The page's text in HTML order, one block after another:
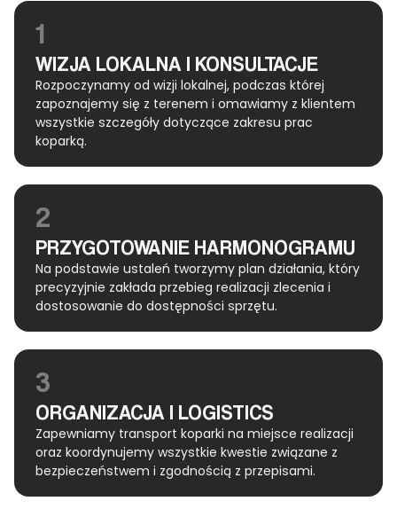
1
WIZJA LOKALNA I KONSULTACJE
Rozpoczynamy od wizji lokalnej, podczas której
zapoznajemy się z terenem i omawiamy z klientem
wszystkie szczegóły dotyczące zakresu prac
koparką.
2
PRZYGOTOWANIE HARMONOGRAMU
Na podstawie ustaleń tworzymy plan działania, który
precyzyjnie zakłada przebieg realizacji zlecenia i
dostosowanie do dostępności sprzętu.
3
ORGANIZACJA I LOGISTICS
Zapewniamy transport koparki na miejsce realizacji
oraz koordynujemy wszystkie kwestie związane z
bezpieczeństwem i zgodnością z przepisami.